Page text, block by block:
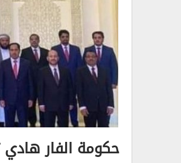
حكومة الفار